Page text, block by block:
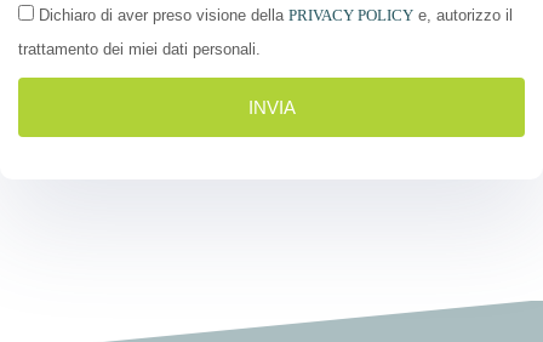
Dichiaro di aver preso visione della PRIVACY POLICY e, autorizzo il
trattamento dei miei dati personali.
INVIA